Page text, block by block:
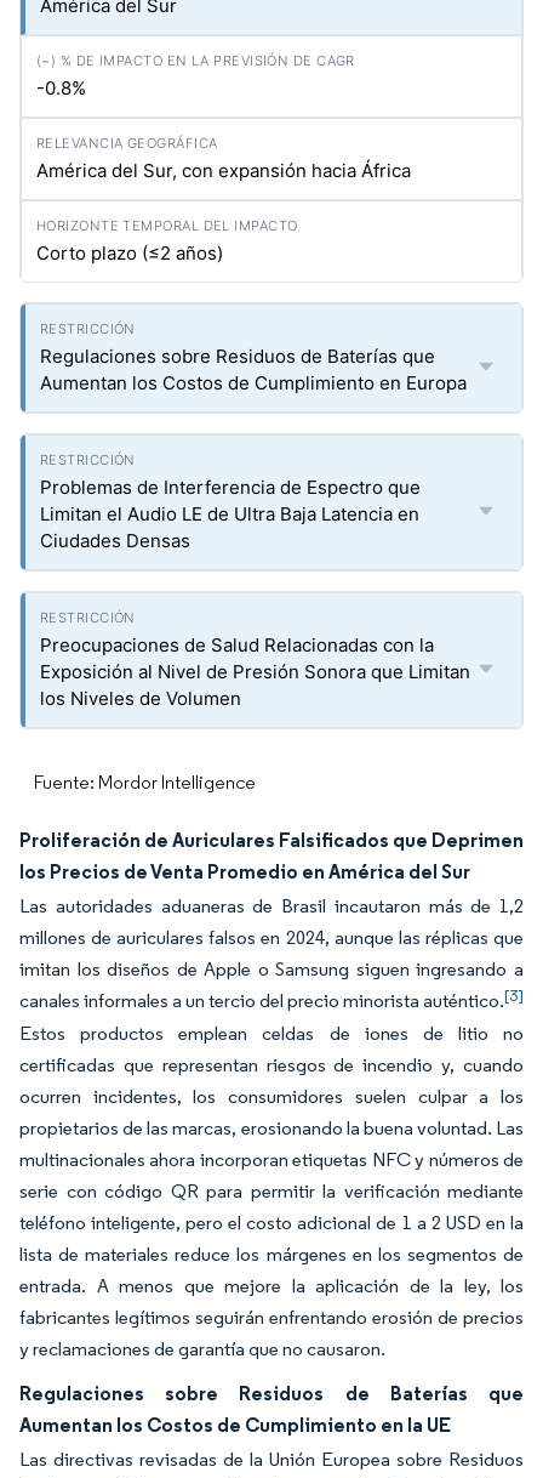
América del Sur
-0.8%
América del Sur, con expansión hacia África
Corto plazo (≤2 años)
Regulaciones sobre Residuos de Baterías que
Aumentan los Costos de Cumplimiento en Europa
Problemas de Interferencia de Espectro que
Limitan el Audio LE de Ultra Baja Latencia en
Ciudades Densas
Preocupaciones de Salud Relacionadas con la
Exposición al Nivel de Presión Sonora que Limitan
los Niveles de Volumen
Fuente: Mordor Intelligence
Proliferación de Auriculares Falsificados que Deprimen
los Precios de Venta Promedio en América del Sur
Las autoridades aduaneras de Brasil incautaron más de 1,2
millones de auriculares falsos en 2024, aunque las réplicas que
imitan los diseños de Apple o Samsung siguen ingresando a
canales informales a un tercio del precio minorista auténtico.[3]
Estos productos emplean celdas de iones de litio no
certificadas que representan riesgos de incendio y, cuando
ocurren incidentes, los consumidores suelen culpar a los
propietarios de las marcas, erosionando la buena voluntad. Las
multinacionales ahora incorporan etiquetas NFC y números de
serie con código QR para permitir la verificación mediante
teléfono inteligente, pero el costo adicional de 1 a 2 USD en la
lista de materiales reduce los márgenes en los segmentos de
entrada. A menos que mejore la aplicación de la ley, los
fabricantes legítimos seguirán enfrentando erosión de precios
y reclamaciones de garantía que no causaron.
Regulaciones sobre Residuos de Baterías que
Aumentan los Costos de Cumplimiento en la UE
Las directivas revisadas de la Unión Europea sobre Residuos